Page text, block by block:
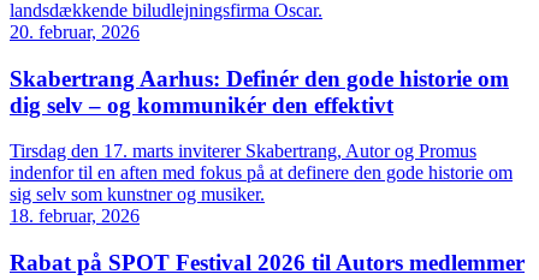
landsdækkende biludlejningsfirma Oscar.
20. februar, 2026
Skabertrang Aarhus: Definér den gode historie om
dig selv – og kommunikér den effektivt
Tirsdag den 17. marts inviterer Skabertrang, Autor og Promus
indenfor til en aften med fokus på at definere den gode historie om
sig selv som kunstner og musiker.
18. februar, 2026
Rabat på SPOT Festival 2026 til Autors medlemmer